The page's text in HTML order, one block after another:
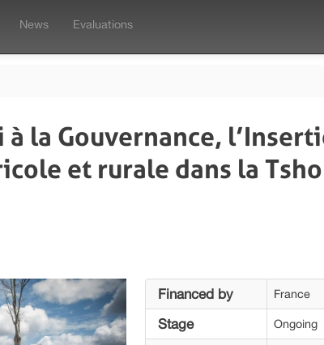
News Evaluations
à la Gouvernance,
et rurale dans la
Financed by France
Stage Ongoing